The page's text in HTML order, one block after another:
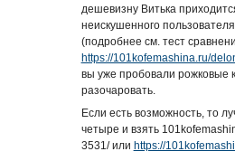
дешевизну Витька
неискушенного
(подробнее см. тест
https://101kofemashina.ru/
вы уже пробовали рожковые
разочаровать.
Если есть возможность, то
четыре и взять
3531/ или https://